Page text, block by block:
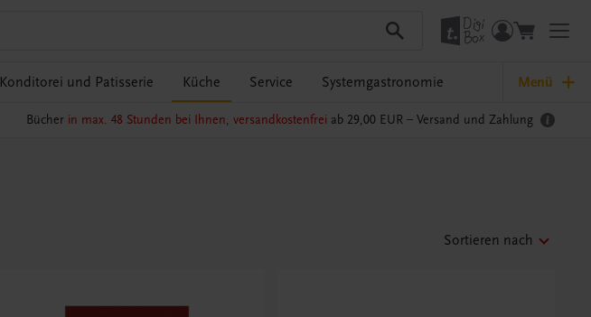
Konditorei und Patisserie Küche Service Systemgastronomie Menü
Bücher in max. 48 Stunden bei Ihnen, versandkostenfrei ab 29,00 EUR – Versand und Zahlung
Sortieren nach